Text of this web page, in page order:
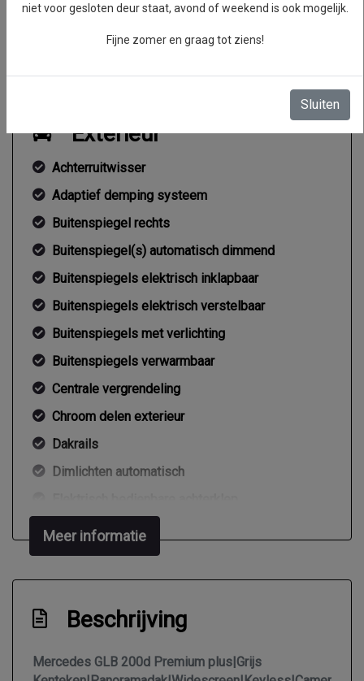
Koppel
320 Nm
Gemiddeld verbruik
5.5 l/100km
Exterieur
Achterruitwisser
Adaptief demping systeem
Buitenspiegel rechts
Buitenspiegel(s) automatisch dimmend
Buitenspiegels elektrisch inklapbaar
Buitenspiegels elektrisch verstelbaar
Buitenspiegels met verlichting
Buitenspiegels verwarmbaar
Centrale vergrendeling
Chroom delen exterieur
Dakrails
Dimlichten automatisch
Elektrisch glazen panorama-dak
Extra getint glas achter
Getint glas
Glazen schuifdak
Led dagrijverlichting
Meer informatie
Beschrijving
Mercedes GLB 200d Premium plus|Grijs
niet voor gesloten deur staat, avond of weekend is ook mogelijk.
Fijne zomer en graag tot ziens!
Sluiten